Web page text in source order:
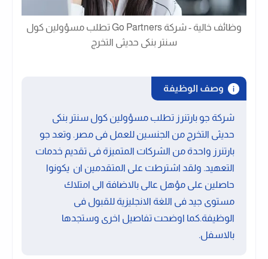
وظائف خالية - شركة Go Partners تطلب مسؤولين كول
سنتر بنكى حديثى التخرج
وصف الوظيفة
شركة جو بارتنرز تطلب مسؤولين كول سنتر بنكى
حديثى التخرج من الجنسين للعمل فى مصر. وتعد جو
بارتنرز واحدة من الشركات المتميزة فى تقديم خدمات
التعهيد. ولقد اشترطت على المتقدمين ان يكونوا
حاصلين على مؤهل عالى بالاضافة الى امتلاك
مستوى جيد فى اللغة الانجليزية للقبول فى
الوظيفة.كما اوضحت تفاصيل اخرى وستجدها
بالاسفل.